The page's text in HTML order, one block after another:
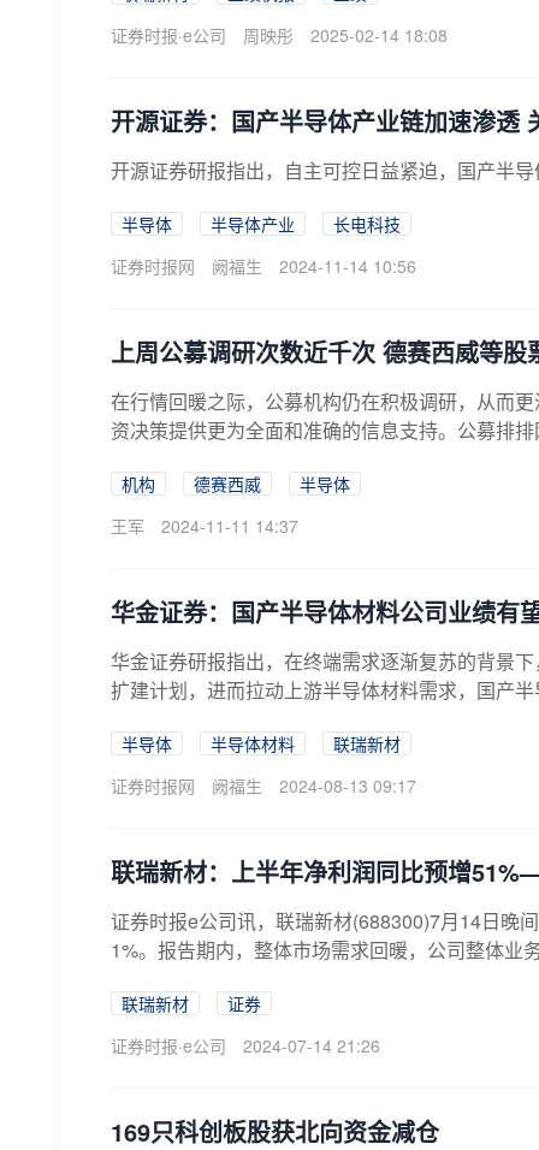
证券时报·e公司
周映彤 2025-02-14 18:08
开源证券：国产半导体产业链加速渗透
开源证券研报指出，自主可控日益紧迫，国产半
半导体 半导体产业
长电科技
证券时报网
阙福生 2024-11-14 10:56
上周公募调研次数近千次 德赛西威等股
在行情回暖之际，公募机构仍在积极调研，从而
资决策提供更为全面和准确的信息支持。公募排
机构 德赛西威
半导体
王军
2024-11-11 14:37
华金证券：国产半导体材料公司业绩有
华金证券研报指出，在终端需求逐渐复苏的背景
扩建计划，进而拉动上游半导体材料需求，国产
半导体 半导体材料
联瑞新材
证券时报网
阙福生 2024-08-13 09:17
联瑞新材：上半年净利润同比预增
证券时报e公司讯，联瑞新材(688300)7月14日
1%。报告期内，整体市场需求回暖，公司整体业
联瑞新材
证券
证券时报·e公司
2024-07-14 21:26
169只科创板股获北向资金减仓